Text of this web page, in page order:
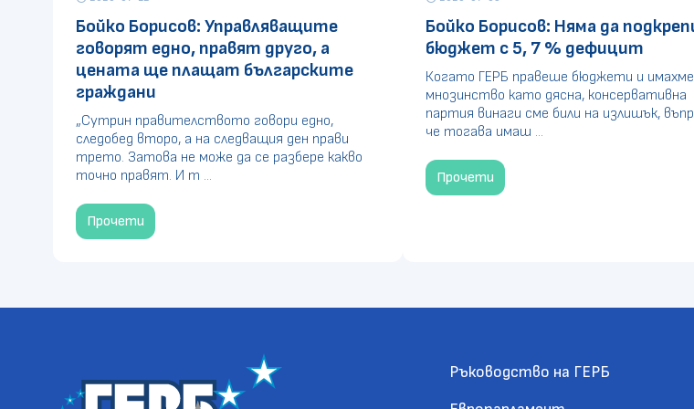
Бойко Борисов: Управляващите
говорят едно, правят друго, а
цената ще плащат българските
граждани
„Сутрин правителството говори едно,
следобед второ, а на следващия ден прави
трето. Затова не може да се разбере какво
точно правят. И т ...
Прочети
Бойко Борисов: Няма да
бюджет с 5, 7 % дефицит
Когато ГЕРБ правеше бюджети и имахме
мнозинство като дясна, консервативна
партия винаги сме били на излишък,
че тогава имаш ...
Прочети
Ръководство на ГЕРБ